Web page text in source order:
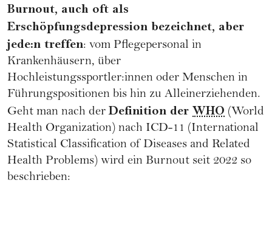
Burnout, auch oft als
Erschöpfungsdepression bezeichnet, aber
jede:n treffen: vom Pflegepersonal in
Krankenhäusern, über
Hochleistungssportler:innen oder Menschen in
Führungspositionen bis hin zu Alleinerziehenden.
Geht man nach derDefinition der WHO (World
Health Organization) nach ICD-11 (International
Statistical Classification of Diseases and Related
Health Problems) wird ein Burnout seit 2022 so
beschrieben: